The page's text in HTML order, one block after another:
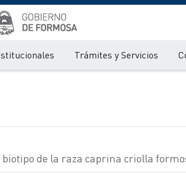
Trámites y Servicios
de la raza caprina criolla